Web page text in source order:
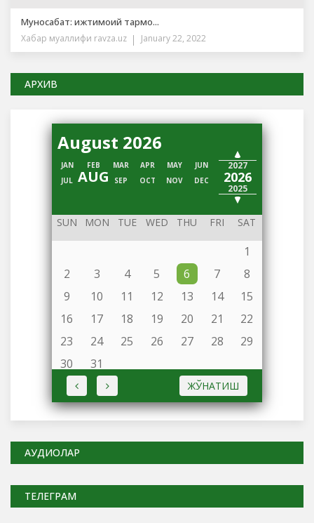
Муносабат: ижтимоий тармо...
Хабар муаллифи ravza.uz January 22, 2022
АРХИВ
August 2026
2028
2027
2026
2025
2024
JAN FEB MAR APR MAY
JUN
JUL AUG SEP OCT NOV DEC
SUN MON TUE WED THU FRI SAT
1
2
3 4 5 6 7
8
9
10 11 12 13 14
15
16
17 18 19 20 21
22
23
24 25 26 27 28
29
30
31
ЖЎНАТИШ
АУДИОЛАР
ТЕЛЕГРАМ